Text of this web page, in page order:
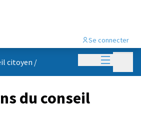
Menu
Se connecter
citoyen /
du conseil